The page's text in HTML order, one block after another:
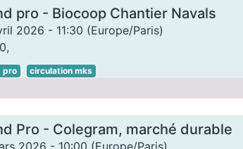
pro - Biocoop Chantier Navals
2026 - 11:30 (Europe/Paris)
,
pro circulation mks
Pro - Colegram, marché durable
2026 - 10:00 (Europe/Paris)